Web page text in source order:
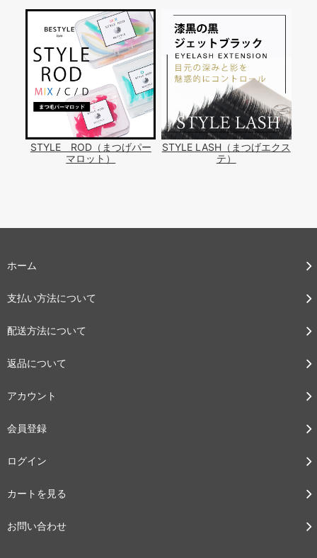
STYLE ROD（まつげパー
マロット）
STYLE LASH（まつげエクス
テ）
ホーム
支払い方法について
配送方法について
返品について
アカウント
会員登録
ログイン
カートを見る
お問い合わせ